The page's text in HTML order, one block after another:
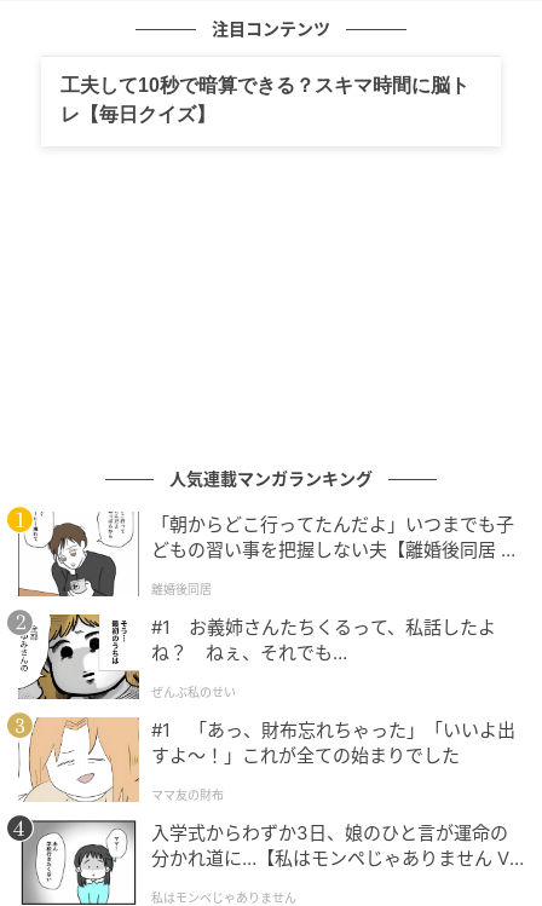
酸化して出てくる泡なのだそう。
オレンジページnet
注目コンテンツ
工夫して10秒で暗算できる？スキマ時間に脳ト
レ【毎日クイズ】
人気連載マンガランキング
「朝からどこ行ってたんだよ」いつまでも子
どもの習い事を把握しない夫【離婚後同居 Vo
離婚後同居
#1 お義姉さんたちくるって、私話したよ
ね？ ねぇ、それでも…
ぜんぶ私のせい
#1 「あっ、財布忘れちゃった」「いいよ出
すよ〜！」これが全ての始まりでした
ママ友の財布
入学式からわずか3日、娘のひと言が運命の
分かれ道に…【私はモンペじゃありません Vo
私はモンペじゃありません